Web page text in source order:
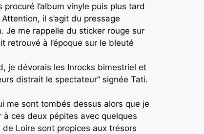
l’album vinyle puis plus tard
il s’agit du pressage
Je me rappelle du sticker rouge sur
retrouvé à l’époque sur le bleuté
je dévorais les Inrocks bimestriel et
distrait le spectateur” signée Tati.
me sont tombés dessus alors que je
à ces deux pépites avec quelques
Loire sont propices aux trésors